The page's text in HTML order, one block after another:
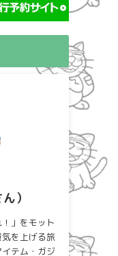
）
」をモット
を上げる旅
テム・ガジ